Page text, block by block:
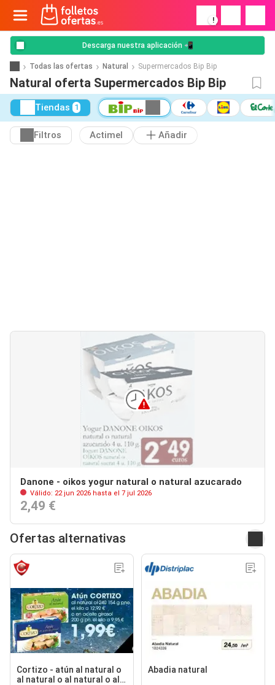
!
Descarga nuestra aplicación 📲
Todas las ofertas Natural Supermercados Bip Bip
Natural oferta Supermercados Bip Bip
Tiendas 1
Filtros Actimel Añadir
Danone - oikos yogur natural o natural azucarado
Válido: 22 jun 2026 hasta el 7 jul 2026
2,49 €
Ofertas alternativas
Cortizo - atún al natural o
al natural o al natural o al
Abadia natural